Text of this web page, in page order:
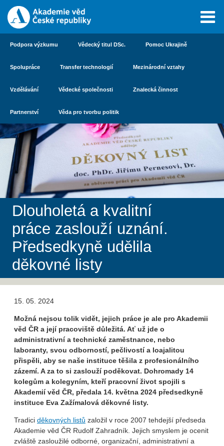
Podpora výzkumu Vědecký titul DSc. Pomoc Ukrajině
Spolupráce Transfer technologií Mezinárodní vztahy
Vzdělávání Vědecké společnosti Znalecká činnost
Partnerství Věda pro tvorbu politik
Dlouholetá a kvalitní
práce zaslouží uznání.
Předsedkyně udělila
děkovné listy
15. 05. 2024
Možná nejsou tolik vidět, jejich práce je ale pro Akademii
věd ČR a její pracoviště důležitá. Ať už jde o
administrativní a technické zaměstnance, nebo
laboranty, svou odborností, pečlivostí a loajalitou
přispěli, aby se naše instituce těšila z profesionálního
zázemí. A za to si zaslouží poděkovat. Dohromady 14
kolegům a kolegyním, kteří pracovní život spojili s
Akademií věd ČR, předala 14. května 2024 předsedkyně
instituce Eva Zažímalová děkovné listy.
Tradici děkovných listů založil v roce 2007 tehdejší předseda
Akademie věd ČR Rudolf Zahradník. Jejich smyslem je ocenit
zvláště zasloužilé odborné, organizační, administrativní a